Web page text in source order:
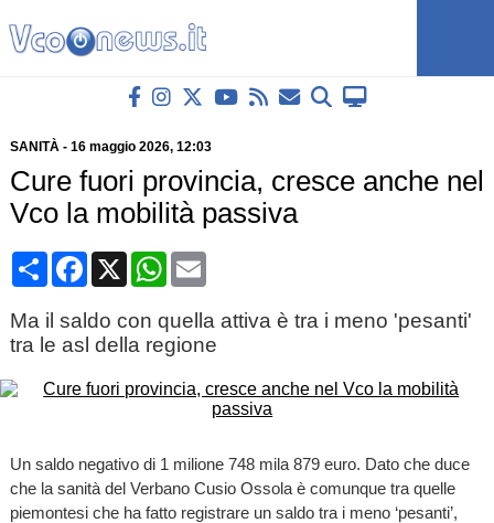
SANITÀ- 16 maggio 2026, 12:03
Cure fuori provincia, cresce anche nel
Vco la mobilità passiva
CondividiFacebook
X WhatsApp
Email
Ma il saldo con quella attiva è tra i meno 'pesanti'
tra le asl della regione
Un saldo negativo di 1 milione 748 mila 879 euro. Dato che duce
che la sanità del Verbano Cusio Ossola è comunque tra quelle
piemontesi che ha fatto registrare un saldo tra i meno ‘pesanti’,